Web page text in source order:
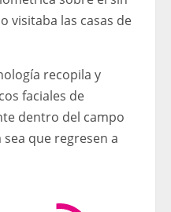
visitaba las casas de
recopila y
faciales de
dentro del campo
que regresen a